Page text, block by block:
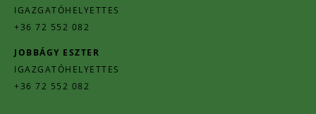
IGAZGATÓHELYETTES
+36 72 552 082
JOBBÁGY ESZTER
IGAZGATÓHELYETTES
+36 72 552 082